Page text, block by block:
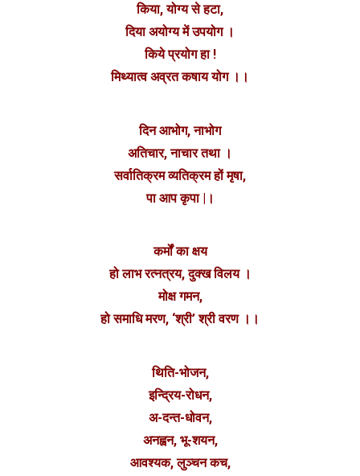
किया, योग्य से हटा,
दिया अयोग्य में उपयोग ।
किये प्रयोग हा !
मिथ्यात्व अव्रत कषाय योग ।।
दिन आभोग, नाभोग
अतिचार, नाचार तथा ।
सर्वातिक्रम व्यतिक्रम हों मृषा,
पा आप कृपा |।
कर्मों का क्षय
हो लाभ रत्नत्रय, दुक्ख विलय ।
मोक्ष गमन,
हो समाधि मरण, ‘श्री’ श्री वरण ।।
थिति-भोजन,
इन्द्रिय-रोधन,
अ-दन्त-धोवन,
अनह्वन, भू-शयन,
आवश्यक, लुञ्चन कच,